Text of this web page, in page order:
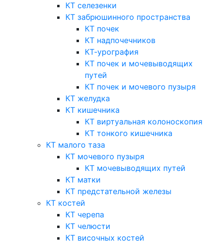
КТ селезенки
КТ забрюшинного пространства
КТ почек
КТ надпочечников
КТ-урография
КТ почек и мочевыводящих
путей
КТ почек и мочевого пузыря
КТ желудка
КТ кишечника
КТ виртуальная колоноскопия
КТ тонкого кишечника
КТ малого таза
КТ мочевого пузыря
КТ мочевыводящих путей
КТ матки
КТ предстательной железы
КТ костей
КТ черепа
КТ челюсти
КТ височных костей